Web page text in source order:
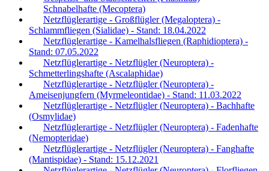
Schnabelhafte (Mecoptera)
Netzflüglerartige - Großflügler (Megaloptera) -
Schlammfliegen (Sialidae) - Stand: 18.04.2022
Netzflüglerartige - Kamelhalsfliegen (Raphidioptera) -
Stand: 07.05.2022
Netzflüglerartige - Netzflügler (Neuroptera) -
Schmetterlingshafte (Ascalaphidae)
Netzflüglerartige - Netzflügler (Neuroptera) -
Ameisenjungfern (Myrmeleontidae) - Stand: 11.03.2022
Netzflüglerartige - Netzflügler (Neuroptera) - Bachhafte
(Osmylidae)
Netzflüglerartige - Netzflügler (Neuroptera) - Fadenhafte
(Nemopteridae)
Netzflüglerartige - Netzflügler (Neuroptera) - Fanghafte
(Mantispidae) - Stand: 15.12.2021